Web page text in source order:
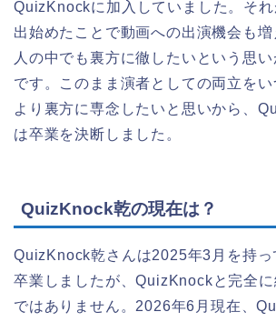
QuizKnockに加入していました。そ
出始めたことで動画への出演機会も
人の中でも裏方に徹したいという思い
です。このまま演者としての両立をい
より裏方に専念したいと思いから、
は卒業を決断しました。
QuizKnock乾の現在は？
QuizKnock乾さんは2025年3月を持
卒業しましたが、QuizKnockと完全
ではありません。2026年6月現在、